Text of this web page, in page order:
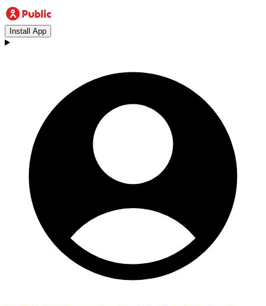
Install App